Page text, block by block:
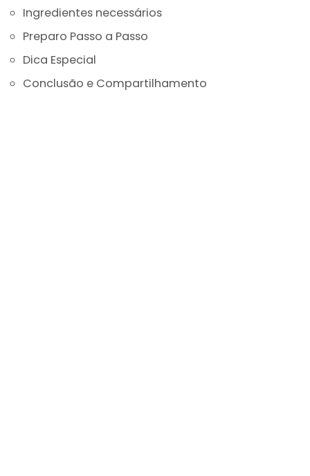
Ingredientes necessários
Preparo Passo a Passo
Dica Especial
Conclusão e Compartilhamento